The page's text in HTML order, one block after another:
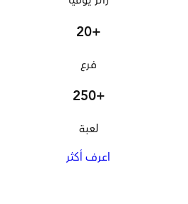
20+
فرع
250+
لعبة
اعرف أكثر